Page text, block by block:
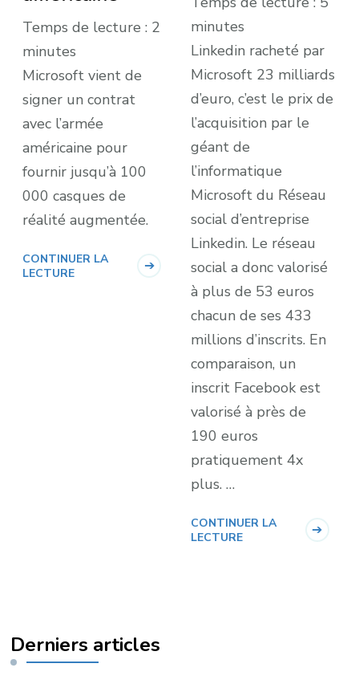
Temps de lecture : 2
minutes
Microsoft vient de
signer un contrat
avec l’armée
américaine pour
fournir jusqu’à 100
000 casques de
réalité augmentée.
CONTINUER LA
LECTURE
minutes
Linkedin racheté par
Microsoft 23 milliards
d’euro, c’est le prix de
l’acquisition par le
géant de
l’informatique
Microsoft du Réseau
social d’entreprise
Linkedin. Le réseau
social a donc valorisé
à plus de 53 euros
chacun de ses 433
millions d’inscrits. En
comparaison, un
inscrit Facebook est
valorisé à près de
190 euros
pratiquement 4x
plus. …
CONTINUER LA
LECTURE
Derniers articles